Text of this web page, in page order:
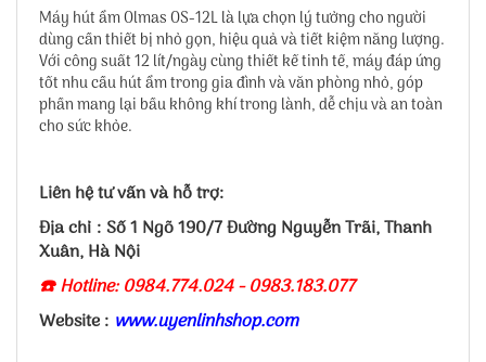
Máy hút ẩm Olmas OS-12L là lựa chọn lý tưởng cho người
dùng cần thiết bị nhỏ gọn, hiệu quả và tiết kiệm năng lượng.
Với công suất 12 lít/ngày cùng thiết kế tinh tế, máy đáp ứng
tốt nhu cầu hút ẩm trong gia đình và văn phòng nhỏ, góp
phần mang lại bầu không khí trong lành, dễ chịu và an toàn
cho sức khỏe.
Liên hệ tư vấn và hỗ trợ:
Địa chỉ : Số 1 Ngõ 190/7 Đường Nguyễn Trãi, Thanh
Xuân, Hà Nội
☎️ Hotline: 0984.774.024 - 0983.183.077
Website : www.uyenlinhshop.com